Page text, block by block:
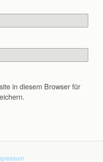
in diesem Browser für